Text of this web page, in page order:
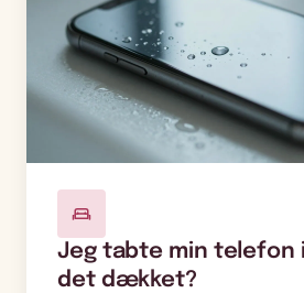
Jeg tabte min telefon
det dækket?